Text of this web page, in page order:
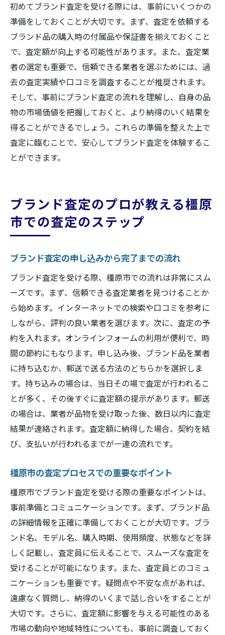
初めてブランド査定を受ける際には、事前にいくつかの
準備をしておくことが大切です。まず、査定を依頼する
ブランド品の購入時の付属品や保証書を揃えておくこと
で、査定額が向上する可能性があります。また、査定業
者の選定も重要で、信頼できる業者を選ぶためには、過
去の査定実績や口コミを調査することが推奨されます。
そして、事前にブランド査定の流れを理解し、自身の品
物の市場価値を把握しておくと、より納得のいく結果を
得ることができるでしょう。これらの準備を整えた上で
査定に臨むことで、安心してブランド査定を体験するこ
とができます。
ブランド査定のプロが教える橿原
市での査定のステップ
ブランド査定の申し込みから完了までの流れ
ブランド査定を受ける際、橿原市での流れは非常にスム
ーズです。まず、信頼できる査定業者を見つけることか
ら始めます。インターネットでの検索や口コミを参考に
しながら、評判の良い業者を選びます。次に、査定の予
約を入れます。オンラインフォームの利用が便利で、時
間の節約にもなります。申し込み後、ブランド品を業者
に持ち込むか、郵送で送る方法のどちらかを選択しま
す。持ち込みの場合は、当日その場で査定が行われるこ
とが多く、その後すぐに査定額の提示があります。郵送
の場合は、業者が品物を受け取った後、数日以内に査定
結果が連絡されます。査定額に納得した場合、契約を結
び、支払いが行われるまでが一連の流れです。
橿原市の査定プロセスでの重要なポイント
橿原市でブランド査定を受ける際の重要なポイントは、
事前準備とコミュニケーションです。まず、ブランド品
の詳細情報を正確に準備しておくことが大切です。ブラ
ンド名、モデル名、購入時期、使用頻度、状態などを詳
しく記載し、査定員に伝えることで、スムーズな査定を
受けることが可能になります。また、査定員とのコミュ
ニケーションも重要です。疑問点や不安な点があれば、
遠慮なく質問し、納得のいくまで話し合いをすることが
大切です。さらに、査定額に影響を与える可能性のある
市場の動向や地域特性についても、事前に調査しておく